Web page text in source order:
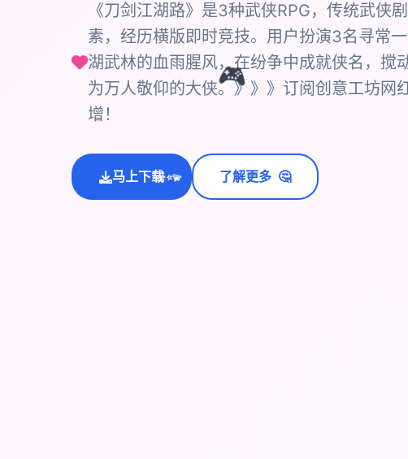
🎮
《刀剑江湖路》是3种武侠RPG，传统武侠
素，经历横版即时竞技。用户扮演3名寻常
湖武林的血雨腥风，在纷争中成就侠名，搅
为万人敬仰的大侠。》》》订阅创意工坊网
增！
马上下载
✨⭐💫 了解更多 🤔